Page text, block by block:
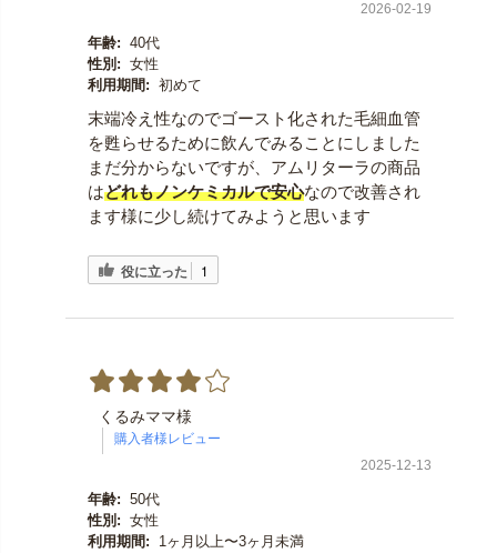
2026-02-19
年齢: 40代
性別: 女性
利用期間: 初めて
末端冷え性なのでゴースト化された毛細血管
を甦らせるために飲んでみることにしました
まだ分からないですが、アムリターラの商品
はどれもノンケミカルで安心なので改善され
ます様に少し続けてみようと思います
役に立った 1
くるみママ様
2025-12-13
年齢: 50代
性別: 女性
利用期間:
1ヶ月以上〜3ヶ月未満